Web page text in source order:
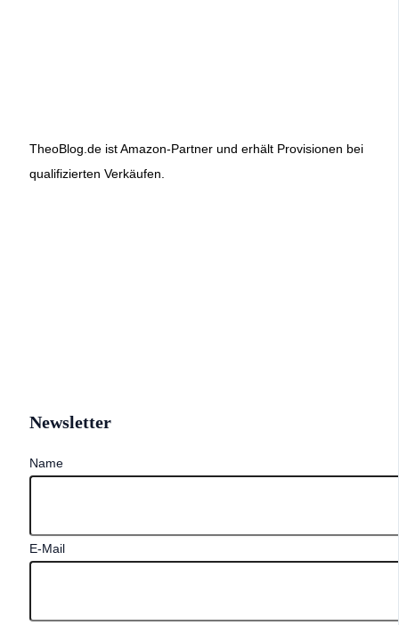
TheoBlog.de ist Amazon-Partner und erhält Provisionen bei
qualifizierten Verkäufen.
Newsletter
Name
E-Mail